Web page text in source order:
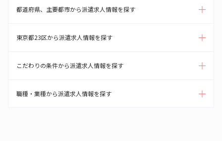
都道府県、主要都市から派遣求人情報を探す
東京都23区から派遣求人情報を探す
こだわりの条件から派遣求人情報を探す
職種・業種から派遣求人情報を探す